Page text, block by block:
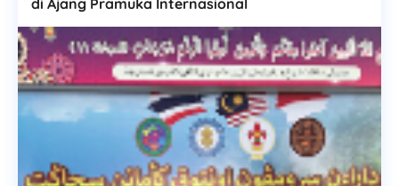
di Ajang Pramuka Internasional